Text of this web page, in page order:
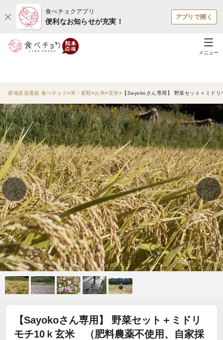
食べチョクアプリ
便利なお知らせが充実！
アプリで開く
メニュー
産地直送通販 食べチョク 米・穀類 お米 玄米 【Sayokoさん専用】 野菜セット＋ミド
【Sayokoさん専用】 野菜セット＋ミドリ
モチ10ｋ玄米 （肥料農薬不使用、自家採